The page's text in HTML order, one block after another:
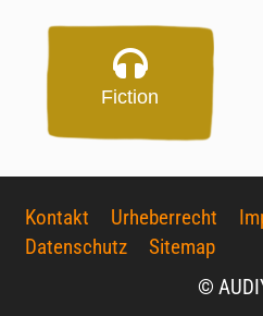
Fiction
Kontakt Urheberrecht
Datenschutz
Sitemap
©